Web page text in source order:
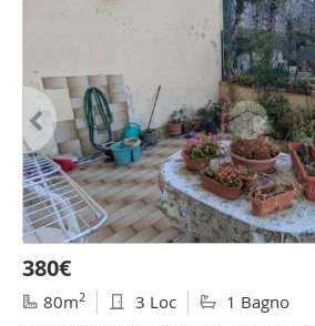
380€
80m2 3 Loc 1 Bagno